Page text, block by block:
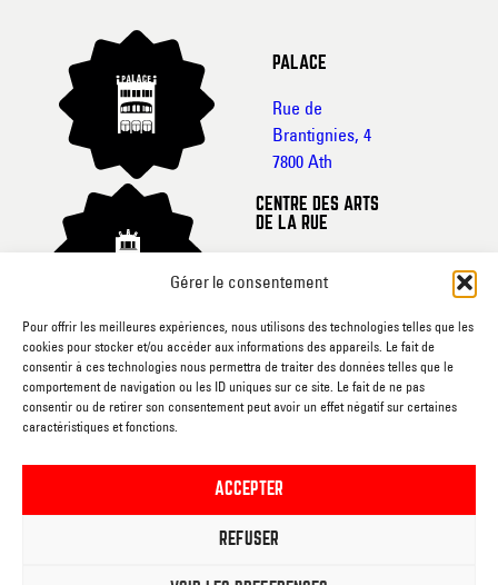
Gérer le consentement
Pour offrir les meilleures expériences, nous utilisons des technologies telles que les
cookies pour stocker et/ou accéder aux informations des appareils. Le fait de
consentir à ces technologies nous permettra de traiter des données telles que le
comportement de navigation ou les ID uniques sur ce site. Le fait de ne pas
consentir ou de retirer son consentement peut avoir un effet négatif sur certaines
caractéristiques et fonctions.
ACCEPTER
REFUSER
PALACE
Rue de
Brantignies, 4
7800 Ath
CENTRE DES ARTS
DE LA RUE
22
7800 Ath
CINEMA L’ECRAN
Rue du
RUEE VERS L’ART